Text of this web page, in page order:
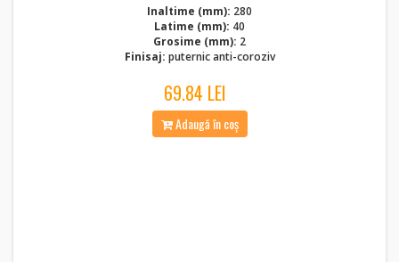
Inaltime (mm): 280
Latime (mm): 40
Grosime (mm): 2
Finisaj: puternic anti-coroziv
69.84 LEI
Adaugă în coș